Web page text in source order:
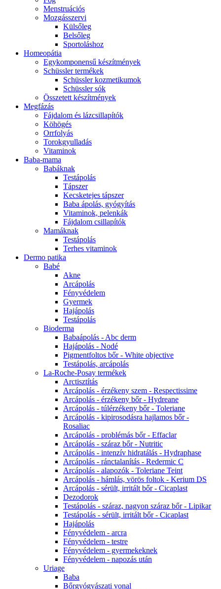
Menstruációs
Mozgásszervi
Külsőleg
Belsőleg
Sportoláshoz
Homeopátia
Egykomponensű készítmények
Schüssler termékek
Schüssler kozmetikumok
Schüssler sók
Összetett készítmények
Megfázás
Fájdalom és lázcsillapítók
Köhögés
Orrfolyás
Torokgyulladás
Vitaminok
Baba-mama
Babáknak
Testápolás
Tápszer
Kecsketejes tápszer
Baba ápolás, gyógyítás
Vitaminok, pelenkák
Fájdalom csillapítók
Mamáknak
Testápolás
Terhes vitaminok
Dermo patika
Babé
Akne
Arcápolás
Fényvédelem
Gyermek
Hajápolás
Testápolás
Bioderma
Babaápolás - Abc derm
Hajápolás - Nodé
Pigmentfoltos bőr - White objective
Testápolás, arcápolás
La-Roche-Posay termékek
Arctisztítás
Arcápolás - érzékeny szem - Respectissime
Arcápolás - érzékeny bőr - Hydreane
Arcápolás - túlérzékeny bőr - Toleriane
Arcápolás - kipirosodásra hajlamos bőr -
Rosaliac
Arcápolás - problémás bőr - Effaclar
Arcápolás - száraz bőr - Nutritic
Arcápolás - intenzív hidratálás - Hydraphase
Arcápolás - ránctalanítás - Redermic C
Arcápolás - alapozók - Toleriane Teint
Arcápolás - hámlás, vörös foltok - Kerium DS
Arcápolás - sérült, irritált bőr - Cicaplast
Dezodorok
Testápolás - száraz, nagyon száraz bőr - Lipikar
Testápolás - sérült, irritált bőr - Cicaplast
Hajápolás
Fényvédelem - arcra
Fényvédelem - testre
Fényvédelem - gyermekeknek
Fényvédelem - napozás után
Uriage
Baba
Bőrgyógyászati vonal